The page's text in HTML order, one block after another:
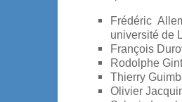
Frédéric
université de
François
Rodolphe
Thierry
Olivier